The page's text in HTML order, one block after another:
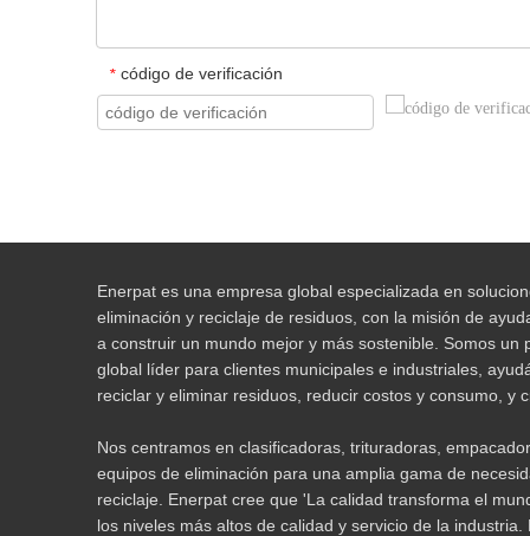
* código de verificación
Enerpat es una empresa global especializada en
eliminación y reciclaje de residuos, con la misión de
a construir un mundo mejor y más sostenible. Somos un
global líder para clientes municipales e industriales,
reciclar y eliminar residuos, reducir costos y consumo, y
Nos centramos en clasificadoras, trituradoras,
equipos de eliminación para una amplia gama de
reciclaje. Enerpat cree que 'La calidad transforma el
los niveles más altos de calidad y servicio de la industria.